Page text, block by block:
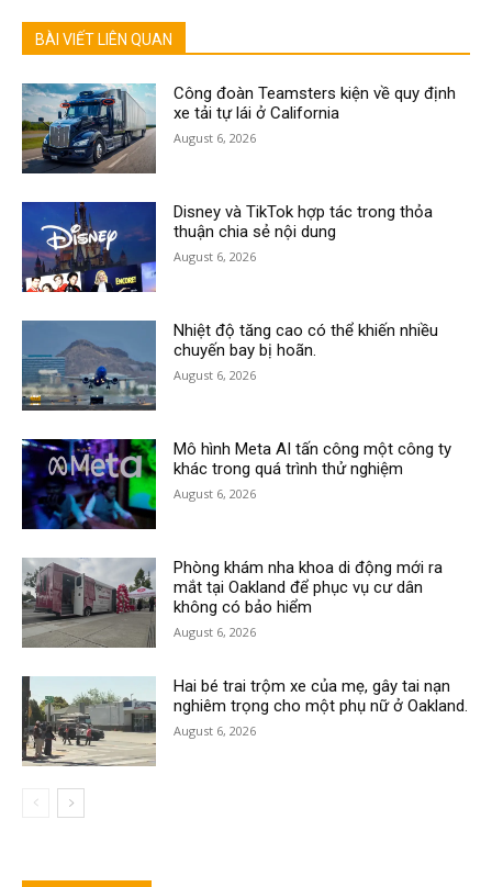
BÀI VIẾT LIÊN QUAN
Công đoàn Teamsters kiện về quy định
xe tải tự lái ở California
August 6, 2026
Disney và TikTok hợp tác trong thỏa
thuận chia sẻ nội dung
August 6, 2026
Nhiệt độ tăng cao có thể khiến nhiều
chuyến bay bị hoãn.
August 6, 2026
Mô hình Meta AI tấn công một công ty
khác trong quá trình thử nghiệm
August 6, 2026
Phòng khám nha khoa di động mới ra
mắt tại Oakland để phục vụ cư dân
không có bảo hiểm
August 6, 2026
Hai bé trai trộm xe của mẹ, gây tai nạn
nghiêm trọng cho một phụ nữ ở Oakland.
August 6, 2026